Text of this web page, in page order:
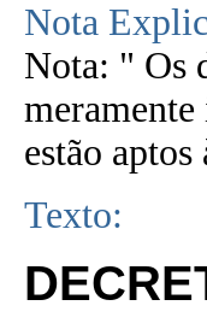
Nota
Nota: " Os
estão
Texto: